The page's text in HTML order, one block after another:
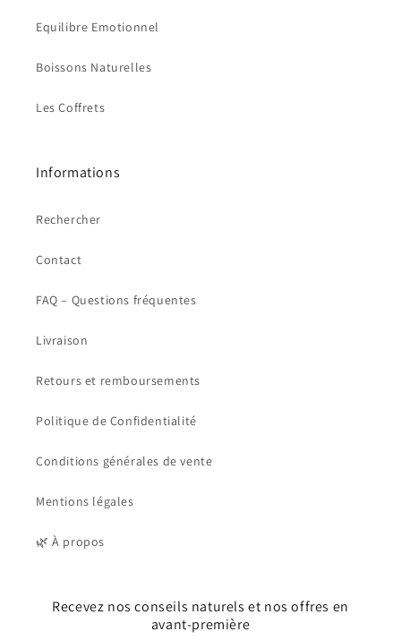
Equilibre Emotionnel
Boissons Naturelles
Les Coffrets
Informations
Rechercher
Contact
FAQ – Questions fréquentes
Livraison
Retours et remboursements
Politique de Confidentialité
Conditions générales de vente
Mentions légales
🌿 À propos
Recevez nos conseils naturels et nos offres en
avant-première